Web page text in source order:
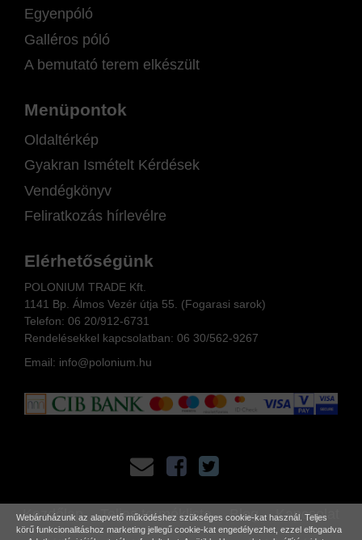
Webáruházunk az alapvető működéshez szükséges cookie-kat használ. Teljes
körű funkcionalitáshoz marketing jellegű cookie-kat engedélyezhet, ezzel elfogadva
Egyenpóló
Galléros póló
A bemutató terem elkészült
Menüpontok
Oldaltérkép
Gyakran Ismételt Kérdések
Vendégkönyv
Feliratkozás hírlevélre
Elérhetőségünk
POLONIUM TRADE Kft.
1141 Bp. Álmos Vezér útja 55. (Fogarasi sarok)
Telefon: 06 20/912-6731
Rendelésekkel kapcsolatban: 06 30/562-9267
Email: info@polonium.hu
Kezdőlap Teljes terméklista Blog
Kapcsolat